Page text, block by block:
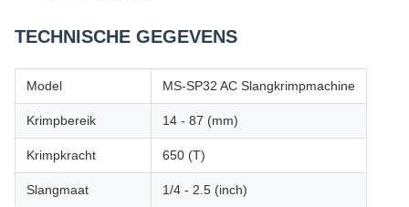
TECHNISCHE GEGEVENS
Model MS-SP32 AC Slangkrimpmachine
Krimpbereik 14 - 87 (mm)
Krimpkracht 650 (T)
Slangmaat 1/4 - 2.5 (inch)